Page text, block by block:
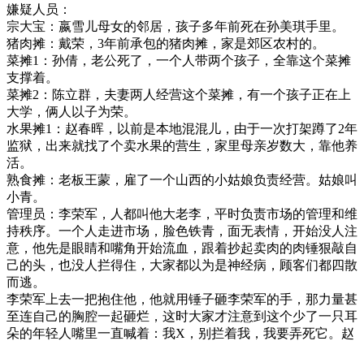
嫌疑人员：
宗大宝：嬴雪儿母女的邻居，孩子多年前死在孙美琪手里。
猪肉摊：戴荣，3年前承包的猪肉摊，家是郊区农村的。
菜摊1：孙倩，老公死了，一个人带两个孩子，全靠这个菜摊
支撑着。
菜摊2：陈立群，夫妻两人经营这个菜摊，有一个孩子正在上
大学，俩人以子为荣。
水果摊1：赵春晖，以前是本地混混儿，由于一次打架蹲了2年
监狱，出来就找了个卖水果的营生，家里母亲岁数大，靠他养
活。
熟食摊：老板王蒙，雇了一个山西的小姑娘负责经营。姑娘叫
小青。
管理员：李荣军，人都叫他大老李，平时负责市场的管理和维
持秩序。一个人走进市场，脸色铁青，面无表情，开始没人注
意，他先是眼睛和嘴角开始流血，跟着抄起卖肉的肉锤狠敲自
己的头，也没人拦得住，大家都以为是神经病，顾客们都四散
而逃。
李荣军上去一把抱住他，他就用锤子砸李荣军的手，那力量甚
至连自己的胸腔一起砸烂，这时大家才注意到这个少了一只耳
朵的年轻人嘴里一直喊着：我X，别拦着我，我要弄死它。赵